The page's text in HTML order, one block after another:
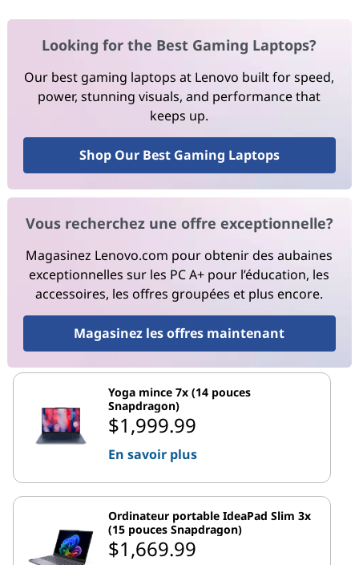
Looking for the Best Gaming Laptops?
Our best gaming laptops at Lenovo built for speed,
power, stunning visuals, and performance that
keeps up.
Shop Our Best Gaming Laptops
Vous recherchez une offre exceptionnelle?
Magasinez Lenovo.com pour obtenir des aubaines
exceptionnelles sur les PC A+ pour l’éducation, les
accessoires, les offres groupées et plus encore.
Magasinez les offres maintenant
Yoga mince 7x (14 pouces
Snapdragon)
$1,999.99
En savoir plus
Ordinateur portable IdeaPad Slim 3x
(15 pouces Snapdragon)
$1,669.99